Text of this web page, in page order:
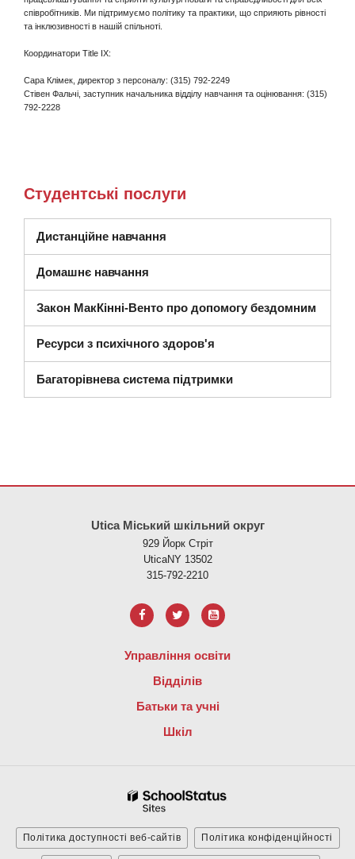
співробітників. Ми підтримуємо політику та практики, що сприяють рівності
та інклюзивності в нашій спільноті.
Координатори Title IX:
Сара Клімек, директор з персоналу: (315) 792-2249
Стівен Фальчі, заступник начальника відділу навчання та оцінювання: (315)
792-2228
Студентські послуги
Дистанційне навчання
Домашнє навчання
Закон МакКінні-Венто про допомогу бездомним
Ресурси з психічного здоров'я
Багаторівнева система підтримки
Utica Міський шкільний округ
929 Йорк Стріт
UticaNY 13502
315-792-2210
Управління освіти
Відділів
Батьки та учні
Шкіл
Політика доступності веб-сайтів Політика конфіденційності